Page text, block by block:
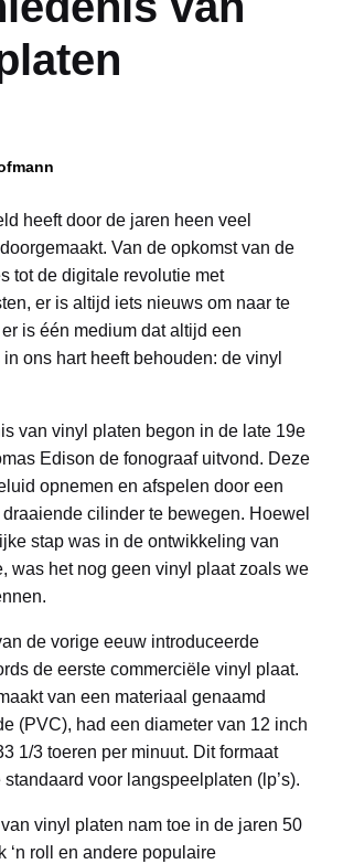
heeft door de jaren heen veel
Van de opkomst van de
tot de digitale revolutie met
er is altijd iets nieuws om naar te
er is één medium dat altijd een
ons hart heeft behouden: de vinyl
van vinyl platen begon in de late 19e
Edison de fonograaf uitvond. Deze
opnemen en afspelen door een
cilinder te bewegen. Hoewel
stap was in de ontwikkeling van
was het nog geen vinyl plaat zoals we
de vorige eeuw introduceerde
de eerste commerciële vinyl plaat.
van een materiaal genaamd
(PVC), had een diameter van 12 inch
1/3 toeren per minuut. Dit formaat
voor langspeelplaten (lp’s).
vinyl platen nam toe in de jaren 50
‘n roll en andere populaire